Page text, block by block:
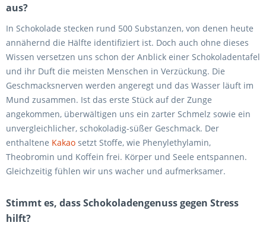
aus?
In Schokolade stecken rund 500 Substanzen, von denen heute
annähernd die Hälfte identifiziert ist. Doch auch ohne dieses
Wissen versetzen uns schon der Anblick einer Schokoladentafel
und ihr Duft die meisten Menschen in Verzückung. Die
Geschmacksnerven werden angeregt und das Wasser läuft im
Mund zusammen. Ist das erste Stück auf der Zunge
angekommen, überwältigen uns ein zarter Schmelz sowie ein
unvergleichlicher, schokoladig-süßer Geschmack. Der
enthaltene Kakao setzt Stoffe, wie Phenylethylamin,
Theobromin und Koffein frei. Körper und Seele entspannen.
Gleichzeitig fühlen wir uns wacher und aufmerksamer.
Stimmt es, dass Schokoladengenuss gegen Stress
hilft?